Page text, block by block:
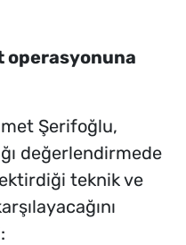
operasyonuna
Şerifoğlu,
değerlendirmede
teknik ve